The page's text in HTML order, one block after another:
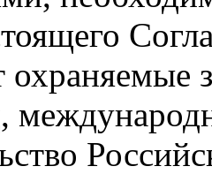
охраняемые